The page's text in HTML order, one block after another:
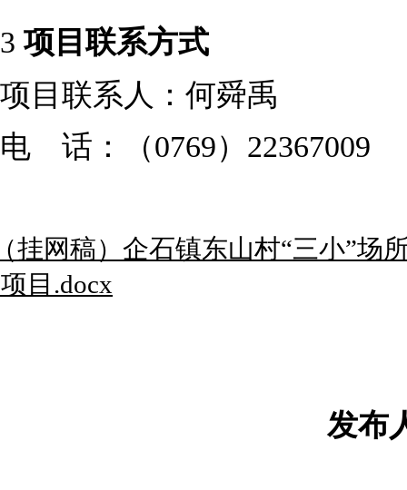
3 项目联系方式
项目联系人：何舜禹
电 话：（0769）22367009
挂网稿）企石镇东山村“三小”场
目.docx
发布